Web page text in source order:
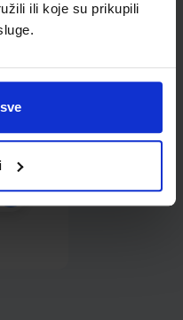
ili koje su prikupili